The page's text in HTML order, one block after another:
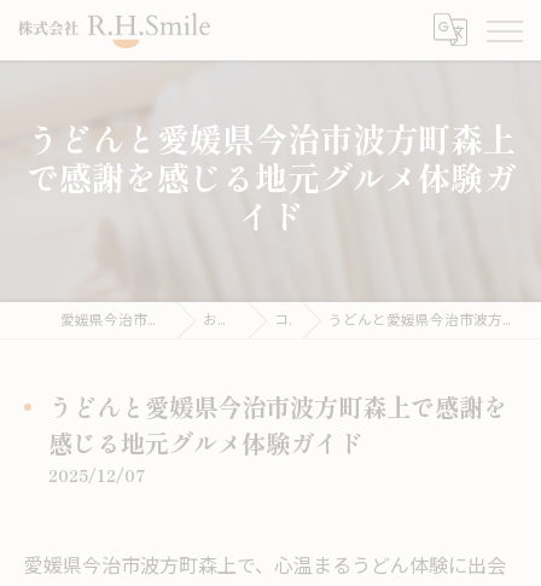
うどんと愛媛県今治市波方町森上
で感謝を感じる地元グルメ体験ガ
イド
愛媛県今治市のうどんならこがね製麺所 お役立ち情報 コラム うどんと愛媛県今治市波方町森上で感謝を感じる地元グルメ体験ガイド
うどんと愛媛県今治市波方町森上で感謝を
感じる地元グルメ体験ガイド
2025/12/07
愛媛県今治市波方町森上で、心温まるうどん体験に出会